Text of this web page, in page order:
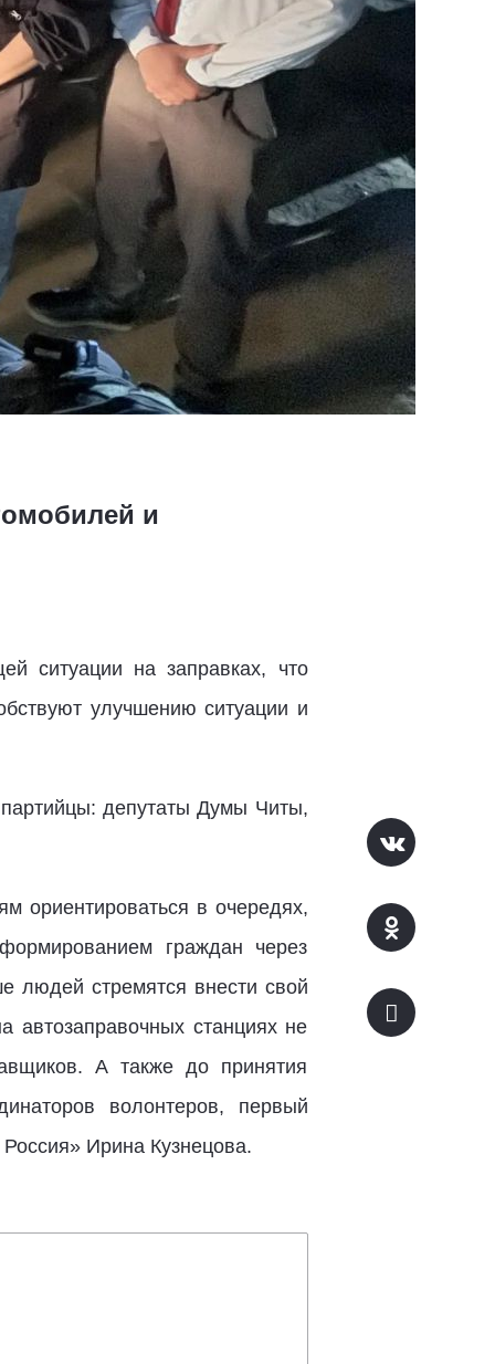
и
ситуации на заправках, что
улучшению ситуации и
партийцы: депутаты Думы Читы,
ориентироваться в очередях,
граждан через
людей стремятся внести свой
автозаправочных станциях не
А также до принятия
волонтеров, первый
Ирина Кузнецова.